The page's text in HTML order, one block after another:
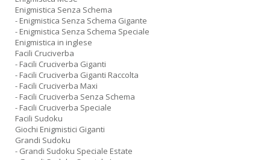
Enigmistica Senza Schema
- Enigmistica Senza Schema Gigante
- Enigmistica Senza Schema Speciale
Enigmistica in inglese
Facili Cruciverba
- Facili Cruciverba Giganti
- Facili Cruciverba Giganti Raccolta
- Facili Cruciverba Maxi
- Facili Cruciverba Senza Schema
- Facili Cruciverba Speciale
Facili Sudoku
Giochi Enigmistici Giganti
Grandi Sudoku
- Grandi Sudoku Speciale Estate